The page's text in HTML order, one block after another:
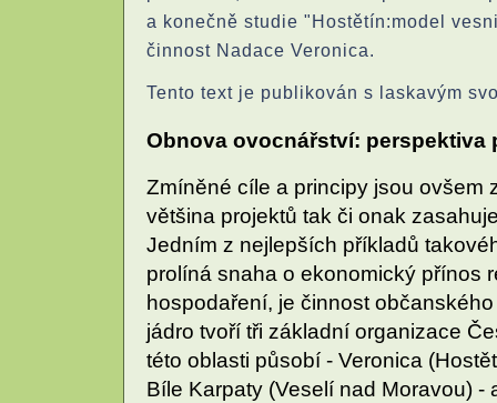
a konečně studie "Hostětín:model
činnost Nadace Veronica.
Tento text je publikován s laskavým
Obnova ovocnářství: perspektiva
Zmíněné cíle a principy jsou ovšem
většina projektů tak či onak
Jedním z nejlepších příkladů
prolíná snaha o ekonomický přínos
hospodaření, je činnost
jádro tvoří tři základní organizace
této oblasti působí - Veronica
Bíle Karpaty (Veselí nad Moravou)